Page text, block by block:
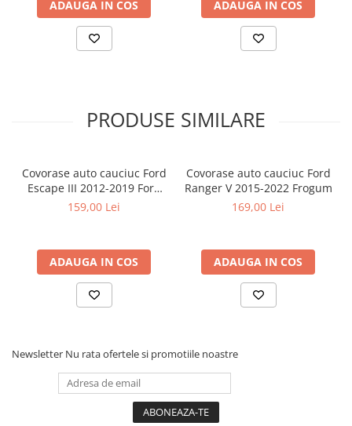
ADAUGA IN COS ADAUGA IN COS
PRODUSE SIMILARE
Covorase auto cauciuc Ford
Escape III 2012-2019 Ford
Kuga II 2013-2019 Frogum
159,00 Lei
ADAUGA IN COS
Covorase auto cauciuc Ford
Ranger V 2015-2022 Frogum
169,00 Lei
ADAUGA IN COS
Newsletter Nu rata ofertele si promotiile noastre